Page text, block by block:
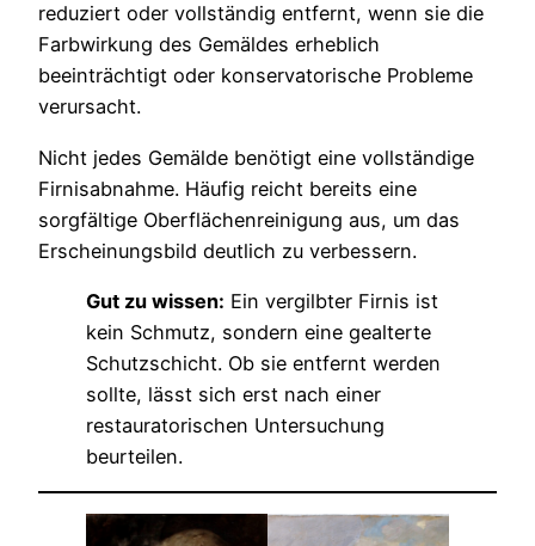
reduziert oder vollständig entfernt, wenn sie die
Farbwirkung des Gemäldes erheblich
beeinträchtigt oder konservatorische Probleme
verursacht.
Nicht jedes Gemälde benötigt eine vollständige
Firnisabnahme. Häufig reicht bereits eine
sorgfältige Oberflächenreinigung aus, um das
Erscheinungsbild deutlich zu verbessern.
Gut zu wissen: Ein vergilbter Firnis ist
kein Schmutz, sondern eine gealterte
Schutzschicht. Ob sie entfernt werden
sollte, lässt sich erst nach einer
restauratorischen Untersuchung
beurteilen.